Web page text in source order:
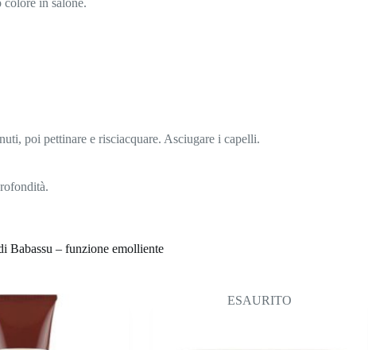
colore in salone.
poi pettinare e risciacquare. Asciugare i capelli.
Argilla Gialla Illite –
emolliente
ESAURITO